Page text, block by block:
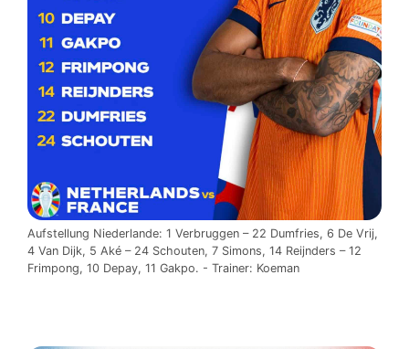
Aufstellung Niederlande: 1 Verbruggen – 22 Dumfries, 6 De Vrij,
4 Van Dijk, 5 Aké – 24 Schouten, 7 Simons, 14 Reijnders – 12
Frimpong, 10 Depay, 11 Gakpo. - Trainer: Koeman